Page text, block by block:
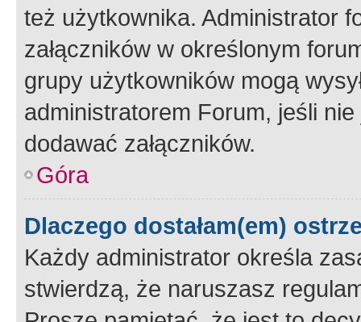
też użytkownika. Administrator
załączników w określonym
grupy użytkowników mogą
administratorem Forum, jeśli
dodawać załączników.
Góra
Dlaczego dostałam(em)
Każdy administrator określa
stwierdzą, że naruszasz